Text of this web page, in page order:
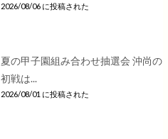
2026/08/06 に投稿された
夏の甲子園組み合わせ抽選会 沖尚の
初戦は...
2026/08/01 に投稿された